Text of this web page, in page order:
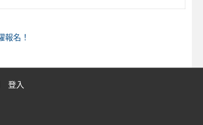
報名！
登入